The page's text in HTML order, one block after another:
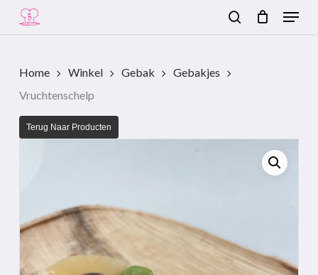
content
Menu
Home Winkel Gebak
Gebakjes
Vruchtenschelp
Terug Naar Producten